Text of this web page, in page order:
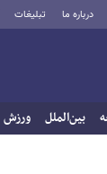
درباره ما تبلیغات
بین‌الملل ورزش